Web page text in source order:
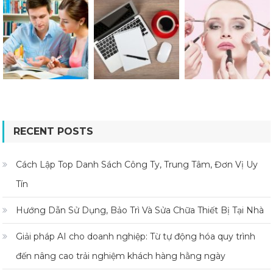
RECENT POSTS
Cách Lập Top Danh Sách Công Ty, Trung Tâm, Đơn Vị Uy
Tín
Hướng Dẫn Sử Dụng, Bảo Trì Và Sửa Chữa Thiết Bị Tại Nhà
Giải pháp AI cho doanh nghiệp: Từ tự động hóa quy trình
đến nâng cao trải nghiệm khách hàng hằng ngày